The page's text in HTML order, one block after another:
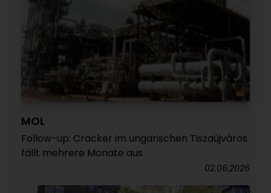
MOL
Follow-up: Cracker im ungarischen Tiszaújváros
fällt mehrere Monate aus
02.06.2026